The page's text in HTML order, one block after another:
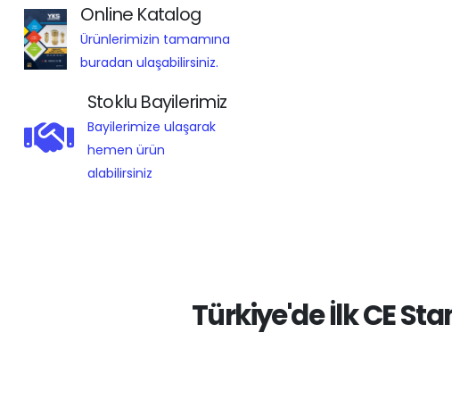
Online Katalog
Ürünlerimizin tamamına
buradan ulaşabilirsiniz.
Stoklu Bayilerimiz
Bayilerimize ulaşarak
hemen ürün
alabilirsiniz
Türkiye'de İlk CE